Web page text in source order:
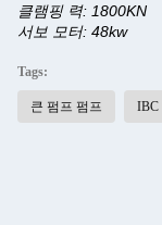
클램핑 력: 1800KN
서보 모터: 48kw
Tags:
큰 펌프 펌프 IBC